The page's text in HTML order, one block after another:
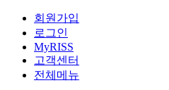
회원가입
로그인
MyRISS
고객센터
전체메뉴